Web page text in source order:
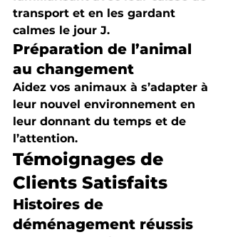
transport et en les gardant
calmes le jour J.
Préparation de l’animal
au changement
Aidez vos animaux à s’adapter à
leur nouvel environnement en
leur donnant du temps et de
l’attention.
Témoignages de
Clients Satisfaits
Histoires de
déménagement réussis